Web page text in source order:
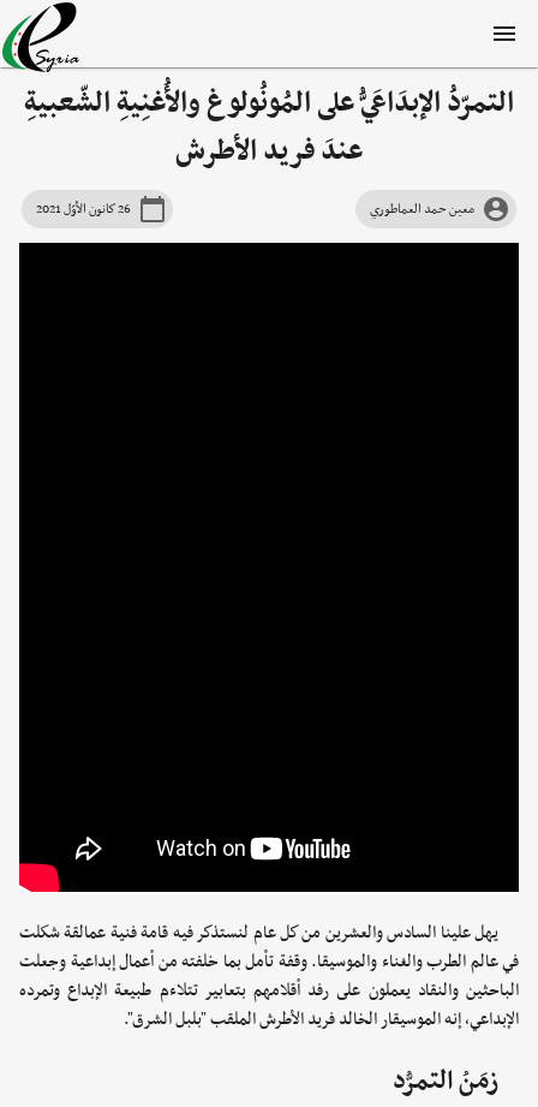
التمرّدُ الإبدَاعَيُّ على المُونُولوغ والأُغنِيةِ الشّعبيةِ
عندَ فريد الأطرش
معين حمد العماطوري 26 كانون الأوّل 2021
يهل علينا السادس والعشرين من كل عام لنستذكر فيه قامة فنية عمالقة شكلت
في عالم الطرب والغناء والموسيقا. وقفة تأمل بما خلفته من أعمال إبداعية وجعلت
الباحثين والنقاد يعملون على رفد أقلامهم بتعابير تتلاءم طبيعة الإبداع وتمرده
الإبداعي، إنه الموسيقار الخالد فريد الأطرش الملقب "بلبل الشرق".
زمَنُ التمرُّد